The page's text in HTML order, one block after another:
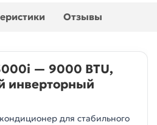
Отзывы
— 9000 BTU,
инверторный
для стабильного